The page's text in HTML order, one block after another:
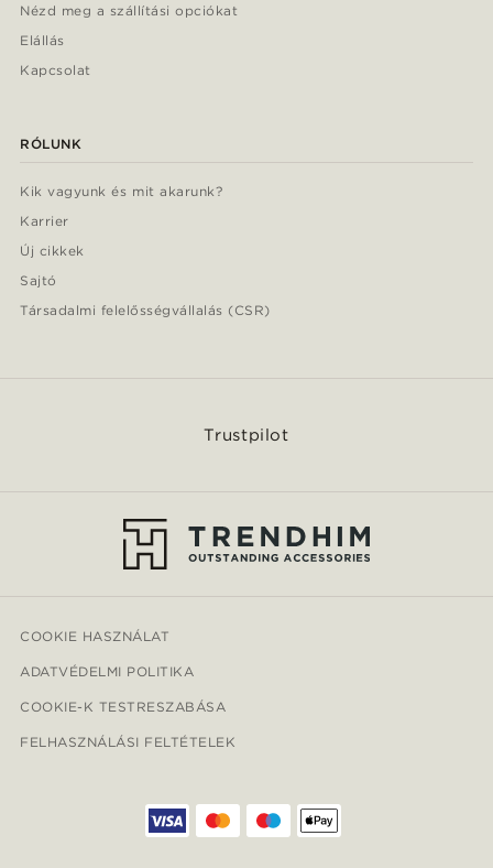
Nézd meg a szállítási opciókat
Elállás
Kapcsolat
RÓLUNK
Kik vagyunk és mit akarunk?
Karrier
Új cikkek
Sajtó
Társadalmi felelősségvállalás (CSR)
Trustpilot
COOKIE HASZNÁLAT
ADATVÉDELMI POLITIKA
COOKIE-K TESTRESZABÁSA
FELHASZNÁLÁSI FELTÉTELEK